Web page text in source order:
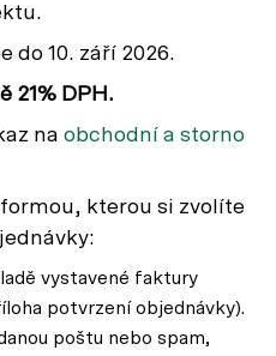
do 10. září 2026.
21% DPH.
na obchodní a storno
kterou si zvolíte
vystavené faktury
potvrzení objednávky).
poštu nebo spam,